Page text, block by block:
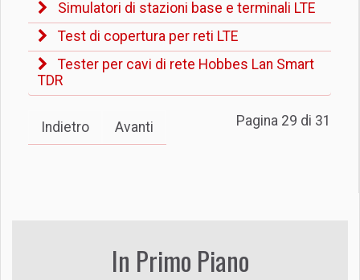
Simulatori di stazioni base e terminali LTE
Test di copertura per reti LTE
Tester per cavi di rete Hobbes Lan Smart
TDR
Pagina 29 di 31
Indietro Avanti
In Primo Piano